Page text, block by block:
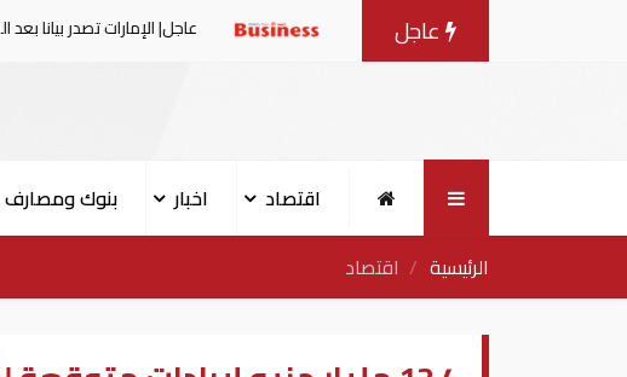
عاجل عاجل| الإمارات تصدر بيانا بعد الهجوم
اقتصاد اخبار بنوك ومصارف
الرئيسية
اقتصاد